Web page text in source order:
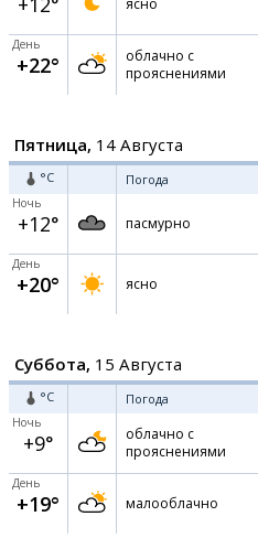
ясно
День
+22°
облачно с
прояснениями
Пятница, 14 Августа
°C Погода
Ночь
+12° пасмурно
День
+20° ясно
Суббота, 15 Августа
°C Погода
Ночь
+9°
облачно с
прояснениями
День
+19° малооблачно